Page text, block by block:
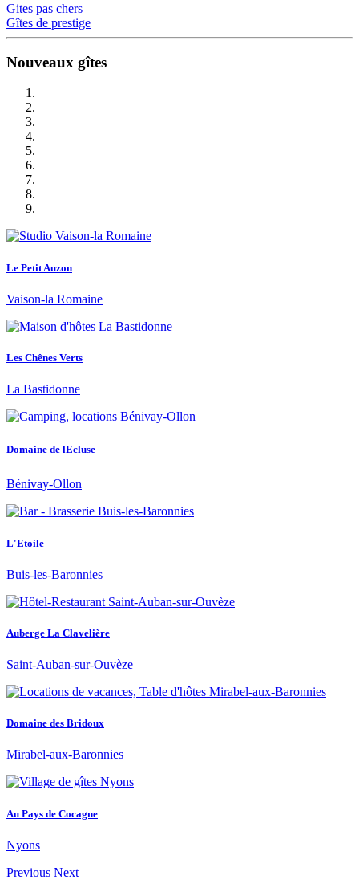
Gites pas chers
Gîtes de prestige
Nouveaux gîtes
Le Petit Auzon
Vaison-la Romaine
Les Chênes Verts
La Bastidonne
Domaine de lEcluse
Bénivay-Ollon
L'Etoile
Buis-les-Baronnies
Auberge La Clavelière
Saint-Auban-sur-Ouvèze
Domaine des Bridoux
Mirabel-aux-Baronnies
Au Pays de Cocagne
Nyons
Previous Next